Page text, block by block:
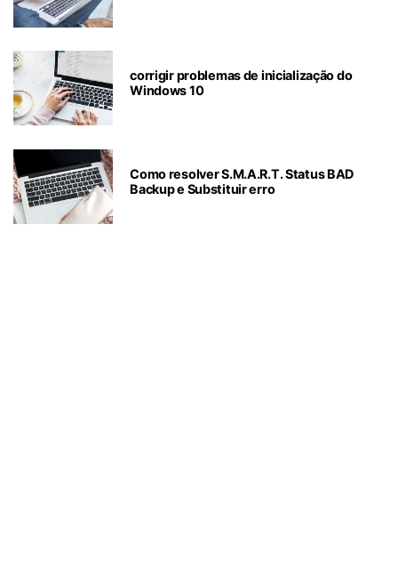
corrigir problemas de inicialização do
Windows 10
Como resolver S.M.A.R.T. Status BAD
Backup e Substituir erro